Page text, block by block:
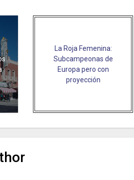
La Roja Femenina:
Subcampeonas de
Europa pero con
proyección